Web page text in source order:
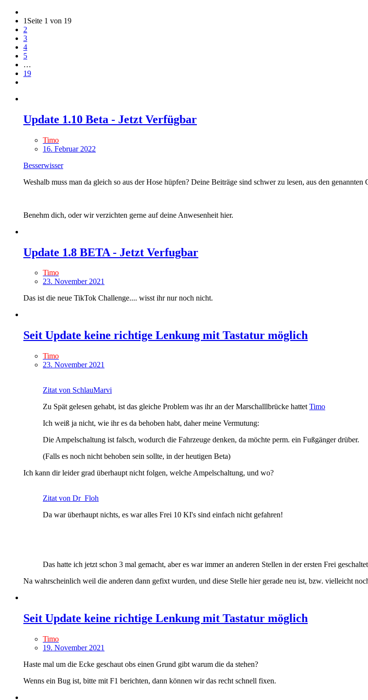
1 Seite 1 von 19
2
3
4
5
…
19
Update 1.10 Beta - Jetzt Verfügbar
Timo
16. Februar 2022
Besserwisser
Weshalb muss man da gleich so aus der Hose hüpfen? Deine Beiträge sind schwer zu lesen, aus den
Benehm dich, oder wir verzichten gerne auf deine Anwesenheit hier.
Update 1.8 BETA - Jetzt Verfugbar
Timo
23. November 2021
Das ist die neue TikTok Challenge.... wisst ihr nur noch nicht.
Seit Update keine richtige Lenkung mit Tastatur möglich
Timo
23. November 2021
Zitat von SchlauMarvi
Zu Spät gelesen gehabt, ist das gleiche Problem was ihr an der Marschalllbrücke hattet Timo
Ich weiß ja nicht, wie ihr es da behoben habt, daher meine Vermutung:
Die Ampelschaltung ist falsch, wodurch die Fahrzeuge denken, da möchte perm. ein Fußgänger drüber.
(Falls es noch nicht behoben sein sollte, in der heutigen Beta)
Ich kann dir leider grad überhaupt nicht folgen, welche Ampelschaltung, und wo?
Zitat von Dr_Floh
Da war überhaupt nichts, es war alles Frei 10 KI's sind einfach nicht gefahren!
Das hatte ich jetzt schon 3 mal gemacht, aber es war immer an anderen Stellen in der ersten Frei
Na wahrscheinlich weil die anderen dann gefixt wurden, und diese Stelle hier gerade neu ist, bzw. vielleicht
Seit Update keine richtige Lenkung mit Tastatur möglich
Timo
19. November 2021
Haste mal um die Ecke geschaut obs einen Grund gibt warum die da stehen?
Wenns ein Bug ist, bitte mit F1 berichten, dann können wir das recht schnell fixen.